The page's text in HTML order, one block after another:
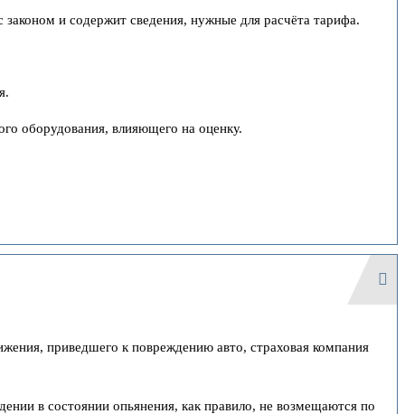
и содержит сведения, нужные для расчёта тарифа.
оборудования, влияющего на оценку.
приведшего к повреждению авто, страховая компания
в состоянии опьянения, как правило, не возмещаются по